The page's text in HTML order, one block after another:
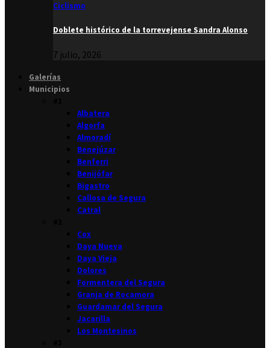
Ciclismo
Doblete histórico de la torrevejense Sandra Alonso
7 julio, 2026
Galerías
Municipios
Albatera
Algorfa
Almoradí
Benejúzar
Benferri
Benijófar
Bigastro
Callosa de Segura
Catral
Cox
Daya Nueva
Daya Vieja
Dolores
Formentera del Segura
Granja de Rocamora
Guardamar del Segura
Jacarilla
Los Montesinos